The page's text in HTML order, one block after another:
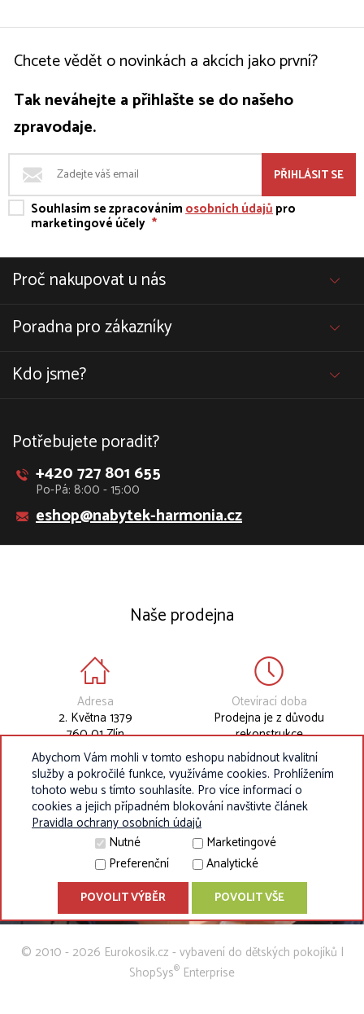
Chcete vědět o novinkách a akcích jako první?
Tak neváhejte a přihlašte se do našeho
zpravodaje.
PŘIHLÁSIT SE
Souhlasím se zpracovánímosobních údajůpro
marketingové účely *
Proč nakupovat u nás
Poradna pro zákazníky
Kdo jsme?
Potřebujete poradit?
+420 727 801 655
Po-Pá: 8:00 - 15:00
eshop@nabytek-harmonia.cz
Naše prodejna
Adresa
2. Května 1379
760 01 Zlín
Otevírací doba
Prodejna je z důvodu
rekonstrukce
dočasně uzavřena.
© 2010 - 2026 Eurokosik.cz - vybavení do dětských pokojíků |
ShopSys® Enterprise
Abychom Vám mohli v tomto eshopu nabídnout kvalitní
služby a pokročilé funkce, využíváme cookies. Prohlížením
tohoto webu s tímto souhlasíte. Pro více informací o
cookies a jejich případném blokování navštivte článek
Pravidla ochrany osobních údajů
Nutné
Marketingové
Preferenční
Analytické
POVOLIT VÝBĚR POVOLIT VŠE